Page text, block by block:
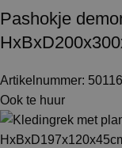
Pashokje
Artikelnummer: 50116
Ook te huur